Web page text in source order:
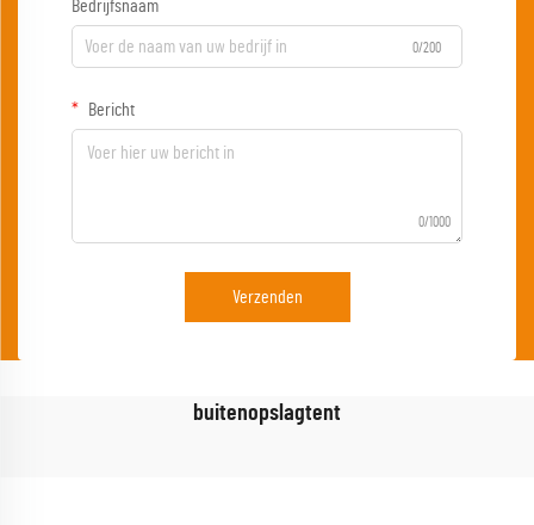
Bedrijfsnaam
0/200
Bericht
0/1000
Verzenden
buitenopslagtent